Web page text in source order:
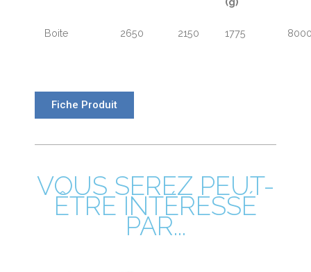
Boite 2650 2150 1775
Fiche Produit
VOUS SEREZ PEUT-
ÊTRE INTÉRESSÉ
PAR...